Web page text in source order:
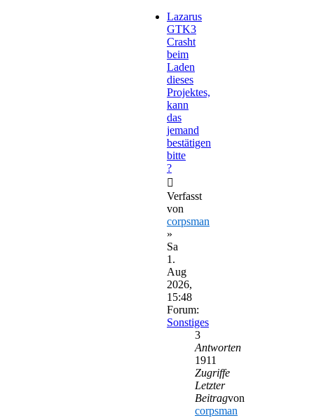
Lazarus
GTK3
Crasht
beim
Laden
dieses
Projektes,
kann
das
jemand
bestätigen
bitte
?
Verfasst
von
corpsman
»
Sa
1.
Aug
2026,
15:48
Forum:
Sonstiges
3
Antworten
1911
Zugriffe
Letzter
Beitragvon
corpsman